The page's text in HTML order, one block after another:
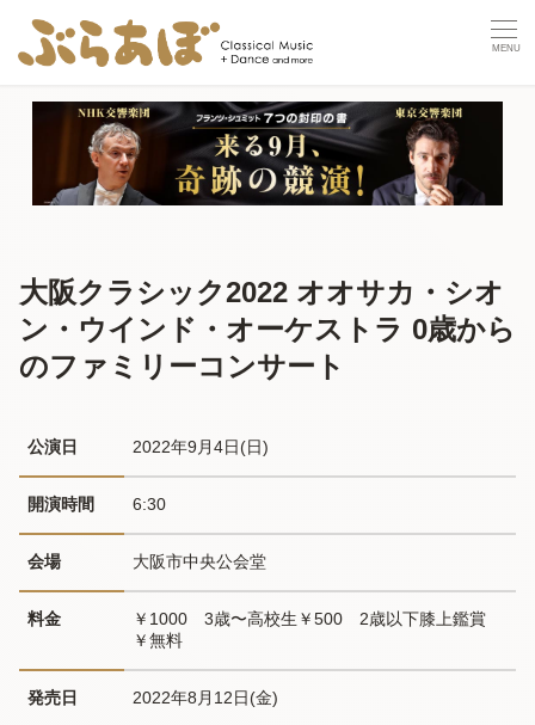
大阪クラシック2022 オオサカ・シオ
ン・ウインド・オーケストラ 0歳から
のファミリーコンサート
公演日 2022年9月4日(日)
開演時間 6:30
会場 大阪市中央公会堂
料金
￥1000　3歳〜高校生￥500　2歳以下膝上鑑賞
￥無料
発売日 2022年8月12日(金)